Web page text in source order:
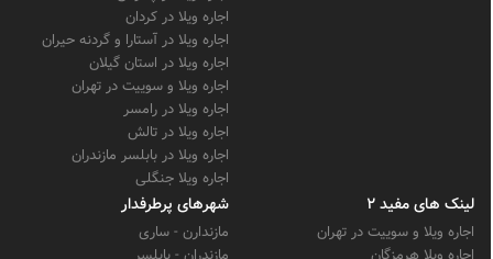
اجاره ویلا در کردان
اجاره ویلا در آستارا و گردنه حیران
اجاره ویلا در استان گیلان
اجاره ویلا و سوییت در تهران
اجاره ویلا در رامسر
اجاره ویلا در تالش
اجاره ویلا در بابلسر مازندران
اجاره ویلا جنگلی
لینک های مفید 2
اجاره ویلا و سوییت در تهران
شهرهای پرطرفدار
مازندارن - ساری